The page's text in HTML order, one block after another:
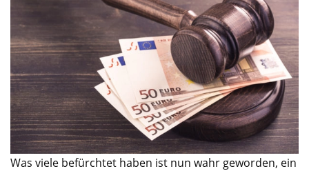
Was viele befürchtet haben ist nun wahr geworden, ein